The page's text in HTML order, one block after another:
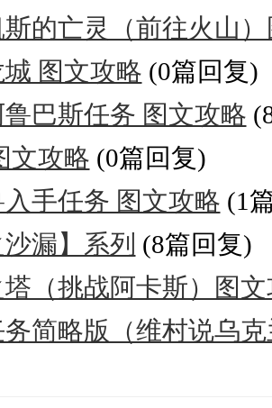
的亡灵（前往火山
图文攻略 (0篇回复)
巴斯任务 图文攻略
文攻略 (0篇回复)
手任务 图文攻略 (1
沙漏】系列 (8篇回复)
塔（挑战阿卡斯）图
简略版（维村说乌